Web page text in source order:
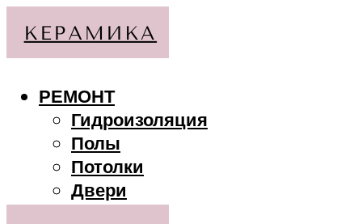
РЕМОНТ
Гидроизоляция
Полы
Потолки
Двери